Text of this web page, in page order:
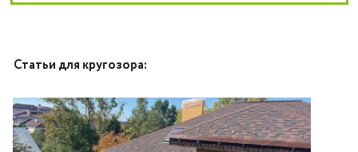
Статьи для кругозора: